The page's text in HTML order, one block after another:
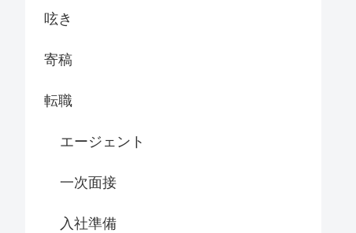
呟き
寄稿
転職
エージェント
一次面接
入社準備